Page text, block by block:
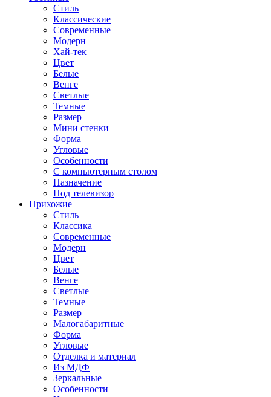
Стиль
Классические
Современные
Модерн
Хай-тек
Цвет
Белые
Венге
Светлые
Темные
Размер
Мини стенки
Форма
Угловые
Особенности
С компьютерным столом
Назначение
Под телевизор
Прихожие
Стиль
Классика
Современные
Модерн
Цвет
Белые
Венге
Светлые
Темные
Размер
Малогабаритные
Форма
Угловые
Отделка и материал
Из МДФ
Зеркальные
Особенности